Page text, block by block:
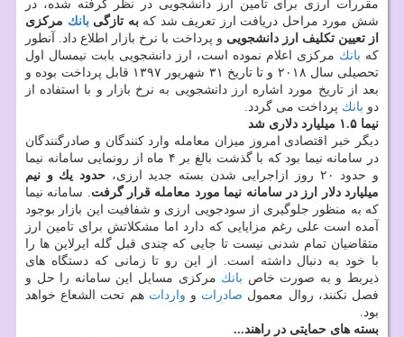
مقررات ارزی برای تامین ارز دانشجویی در نظر گرفته شده، در
شش مورد مراحل دریافت ارز تعریف شد كهبه تازگیبانك مركزی
از تعیین تكلیف ارز دانشجویی و پرداخت با نرخ بازار اطلاع داد. آنطور
كه بانك مركزی اعلام نموده است، ارز دانشجویی بابت نیمسال اول
تحصیلی سال ۲۰۱۸ و تا تاریخ ۳۱ شهریور ۱۳۹۷ قابل پرداخت بوده و
بعد از تاریخ مورد اشاره ارز دانشجویی به نرخ بازار و با استفاده از
دو بانك پرداخت می گردد.
نیما ۱.۵ میلیارد دلاری شد
دیگر خبر اقتصادی امروز میزان معامله وارد كنندگان و صادرگنندگان
در سامانه نیما بود كه با گذشت بالغ بر ۴ ماه از رونمایی سامانه نیما
و حدود ۲۰ روز ازاجرایی شدن بسته جدید ارزی،
حدود یك و نیم
میلیارد دلار ارز در سامانه نیما مورد معامله قرار گرفت. سامانه نیما
كه به منظور جلوگیری از سودجویی ارزی و شفافیت این بازار بوجود
آمده است علی رغم مزایایی كه دارد اما مشكلاتش برای تامین ارز
متقاضیان تمام شدنی نیست تا جایی كه چندی قبل گله ایرلاین ها را
با خود به دنبال داشته است. از این رو تا زمانی كه دستگاه های
ذیربط و به صورت خاص بانك مركزی مسایل این سامانه را حل و
فصل نكنند، روال معمول صادرات و واردات هم تحت الشعاع خواهد
بود.
بسته های حمایتی در راهند...